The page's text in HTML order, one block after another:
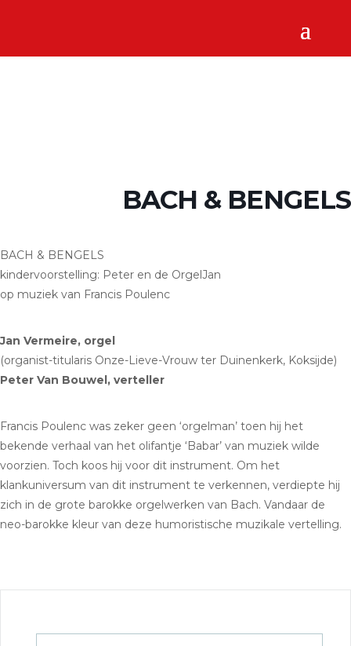
BACH & BENGELS
BACH & BENGELS
kindervoorstelling: Peter en de OrgelJan
op muziek van Francis Poulenc
Jan Vermeire, orgel
(organist-titularis Onze-Lieve-Vrouw ter Duinenkerk, Koksijde)
Peter Van Bouwel, verteller
Francis Poulenc was zeker geen ‘orgelman’ toen hij het
bekende verhaal van het olifantje ‘Babar’ van muziek wilde
voorzien. Toch koos hij voor dit instrument. Om het
klankuniversum van dit instrument te verkennen, verdiepte hij
zich in de grote barokke orgelwerken van Bach. Vandaar de
neo-barokke kleur van deze humoristische muzikale vertelling.